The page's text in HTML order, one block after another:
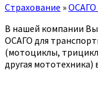
Страхование »ОСАГО
В нашей компании
ОСАГО для
(мотоциклы,
другая мототехника)